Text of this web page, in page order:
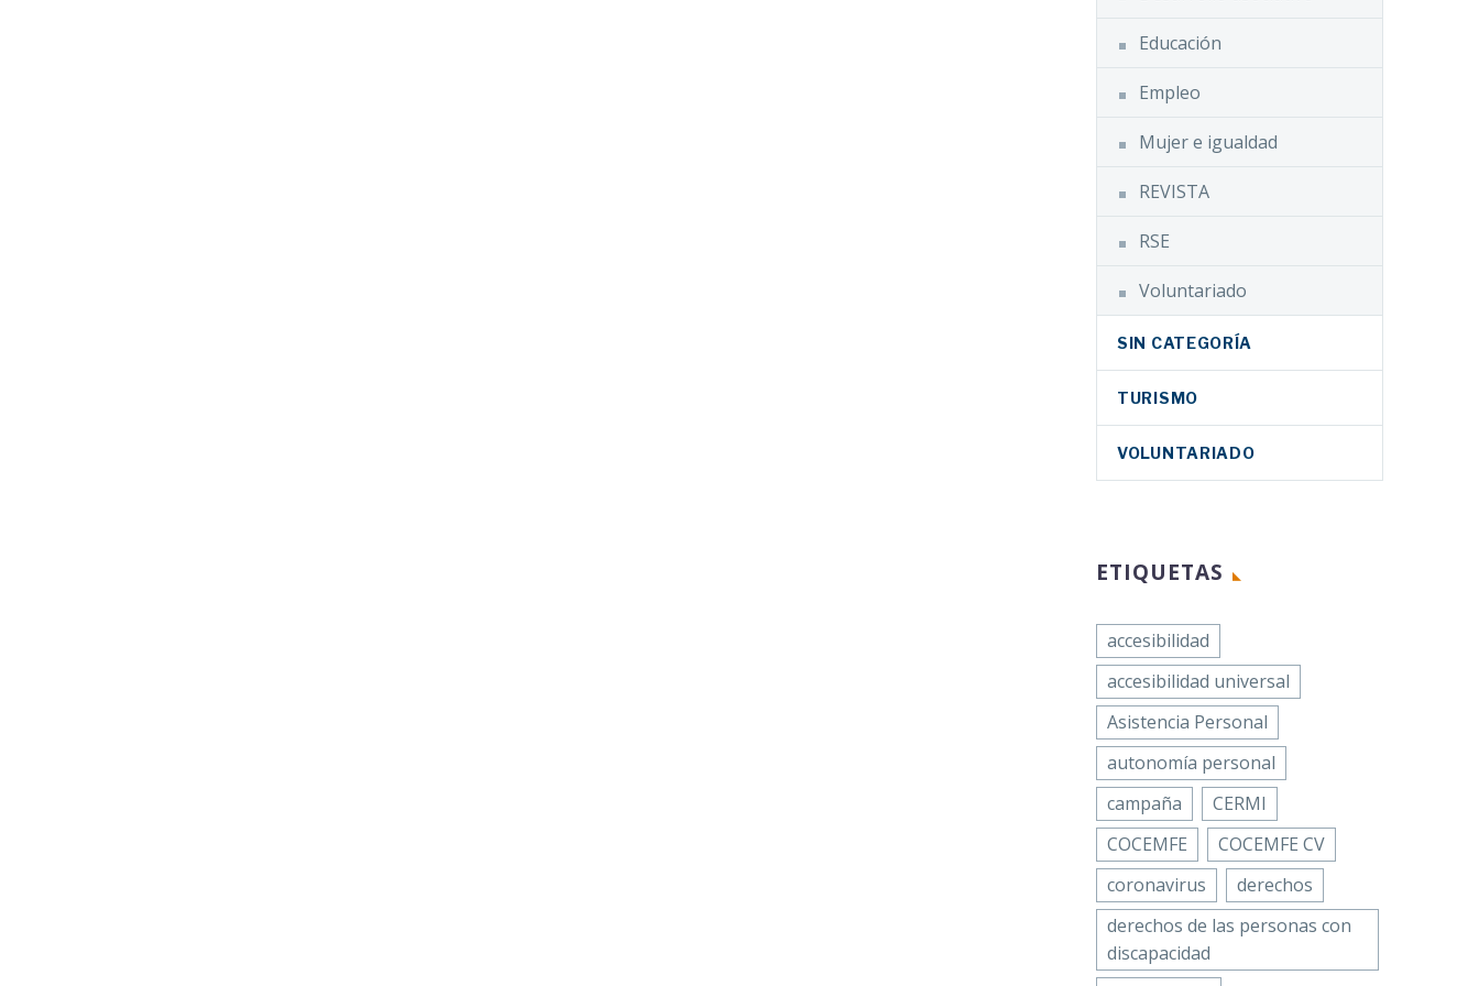
Educación
Empleo
Mujer e igualdad
REVISTA
RSE
Voluntariado
SIN CATEGORÍA
TURISMO
VOLUNTARIADO
ETIQUETAS
accesibilidad
accesibilidad universal
Asistencia Personal
autonomía personal
campaña
CERMI
COCEMFE
COCEMFE CV
coronavirus
derechos
derechos de las personas con
discapacidad